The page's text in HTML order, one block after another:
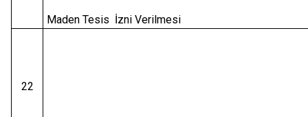
Maden Tesis İzni Verilmesi
22